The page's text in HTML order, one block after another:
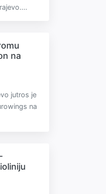
na
jutros je
na